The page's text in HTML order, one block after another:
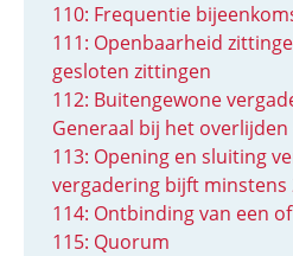
110: Frequentie
111: Openbaarheid
gesloten zittingen
112: Buitengewone
Generaal bij het overlijden
113: Opening en sluiting
vergadering bijft minstens
114: Ontbinding van een
115: Quorum